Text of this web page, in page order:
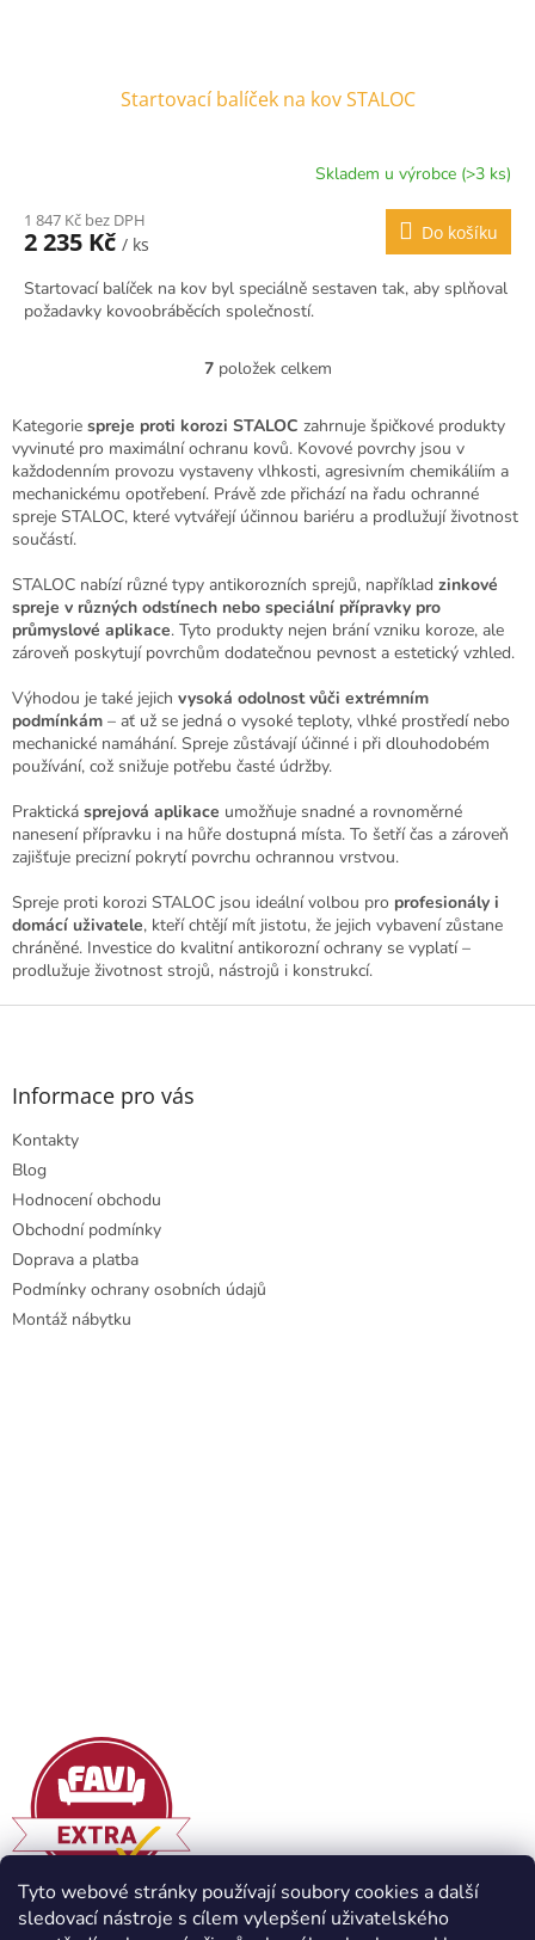
Tyto webové stránky používají soubory cookies a další
sledovací nástroje s cílem vylepšení uživatelského
Startovací balíček na kov STALOC
Skladem u výrobce (>3 ks)
1 847 Kč bez DPH
2 235 Kč / ks
Do košíku
Startovací balíček na kov byl speciálně sestaven tak, aby splňoval
požadavky kovoobráběcích společností.
O
l
á
d
a
c
r
v
k
y
ý
p
i
s
7položek celkem
Kategorie spreje proti korozi STALOC zahrnuje špičkové produkty
vyvinuté pro maximální ochranu kovů. Kovové povrchy jsou v
každodenním provozu vystaveny vlhkosti, agresivním chemikáliím a
mechanickému opotřebení. Právě zde přichází na řadu ochranné
spreje STALOC, které vytvářejí účinnou bariéru a prodlužují životnost
součástí.
STALOC nabízí různé typy antikorozních sprejů, například zinkové
spreje v různých odstínech nebo speciální přípravky pro
průmyslové aplikace. Tyto produkty nejen brání vzniku koroze, ale
zároveň poskytují povrchům dodatečnou pevnost a estetický vzhled.
Výhodou je také jejich vysoká odolnost vůči extrémním
podmínkám – ať už se jedná o vysoké teploty, vlhké prostředí nebo
mechanické namáhání. Spreje zůstávají účinné i při dlouhodobém
používání, což snižuje potřebu časté údržby.
Praktická sprejová aplikace umožňuje snadné a rovnoměrné
nanesení přípravku i na hůře dostupná místa. To šetří čas a zároveň
zajišťuje precizní pokrytí povrchu ochrannou vrstvou.
Spreje proti korozi STALOC jsou ideální volbou pro profesionály i
domácí uživatele, kteří chtějí mít jistotu, že jejich vybavení zůstane
chráněné. Investice do kvalitní antikorozní ochrany se vyplatí –
prodlužuje životnost strojů, nástrojů i konstrukcí.
Z
Informace pro vás
Kontakty
Blog
Hodnocení obchodu
Obchodní podmínky
Doprava a platba
Podmínky ochrany osobních údajů
Montáž nábytku